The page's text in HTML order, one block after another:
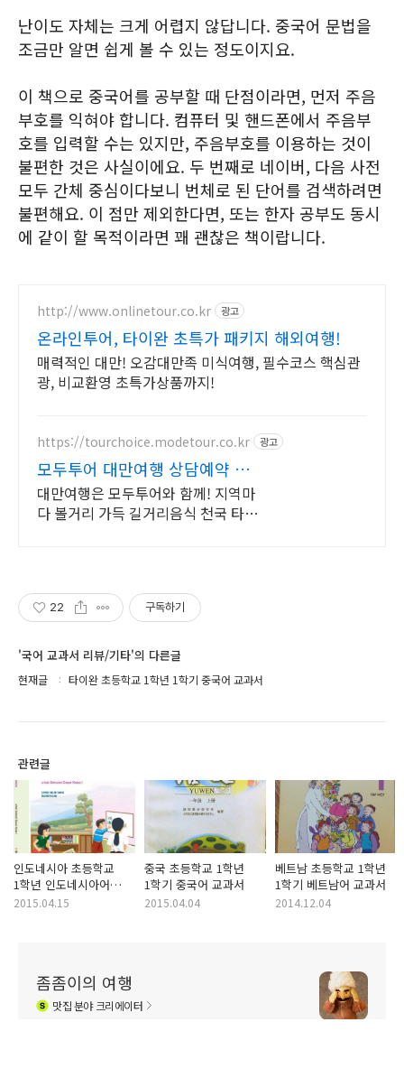
난이도 자체는 크게 어렵지 않답니다. 중국어 문법을
조금만 알면 쉽게 볼 수 있는 정도이지요.
이 책으로 중국어를 공부할 때 단점이라면, 먼저 주음
부호를 익혀야 합니다. 컴퓨터 및 핸드폰에서 주음부
호를 입력할 수는 있지만, 주음부호를 이용하는 것이
불편한 것은 사실이에요. 두 번째로 네이버, 다음 사전
모두 간체 중심이다보니 번체로 된 단어를 검색하려면
불편해요. 이 점만 제외한다면, 또는 한자 공부도 동시
에 같이 할 목적이라면 꽤 괜찮은 책이랍니다.
http://www.onlinetour.co.kr 광고
온라인투어, 타이완 초특가 패키지 해외여행!
매력적인 대만! 오감대만족 미식여행, 필수코스 핵심관
광, 비교환영 초특가상품까지!
https://tourchoice.modetour.co.kr 광고
모두투어 대만여행 상담예약 대
만여행의 모든것! 모두투어
대만여행은 모두투어와 함께! 지역마
다 볼거리 가득 길거리음식 천국 타이
22 구독하기
'국어 교과서 리뷰/기타'의 다른글
현재글 타이완 초등학교 1학년 1학기 중국어 교과서
관련글
인도네시아 초등학교
1학년 인도네시아어
교과서
2015.04.15
중국 초등학교 1학년
1학기 중국어 교과서
2015.04.04
베트남 초등학교 1학년
1학기 베트남어 교과서
2014.12.04
좀좀이의 여행
맛집분야 크리에이터